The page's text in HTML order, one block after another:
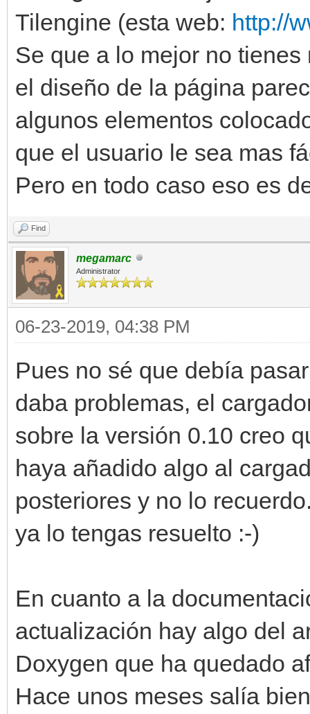
Tilengine (esta web: http://
Se que a lo mejor no
el diseño de la página
algunos elementos
que el usuario le sea mas
Pero en todo caso eso es
Find
megamarc
Administrator
06-23-2019, 04:38 PM
Pues no sé que debía
daba problemas, el
sobre la versión 0.10 creo
haya añadido algo al
posteriores y no lo
ya lo tengas resuelto :-)
En cuanto a la
actualización hay algo del
Doxygen que ha quedado
Hace unos meses salía